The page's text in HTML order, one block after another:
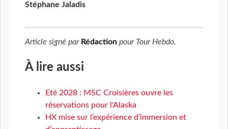
Stéphane Jaladis
Article signé par Rédaction pour Tour Hebdo.
À lire aussi
Eté 2028 : MSC Croisières ouvre les
réservations pour l'Alaska
HX mise sur l’expérience d’immersion et